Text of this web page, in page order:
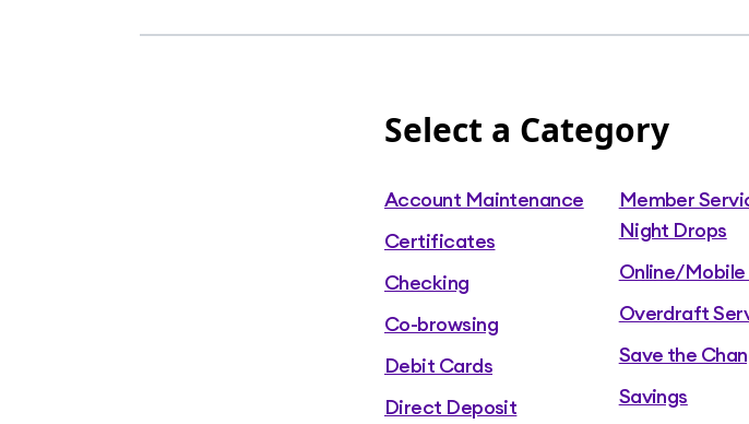
de que hayamos contratado a un proveedor de servicios para prestar total o parcialmente el servicio, somos la única parte responsable ante usted de
Select a Category
Account Maintenance
Certificates
Checking
Co-browsing
Debit Cards
Direct Deposit
Member
Night Drops
Online/Mobile
Overdraft
Save the
Savings